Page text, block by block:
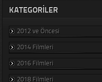
KATEGORILER
2012 ve Öncesi
2014 Filmleri
2016 Filmleri
2018 Filmleri